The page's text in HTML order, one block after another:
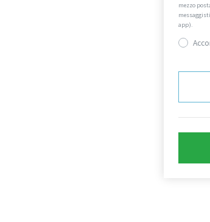
mezzo
app).